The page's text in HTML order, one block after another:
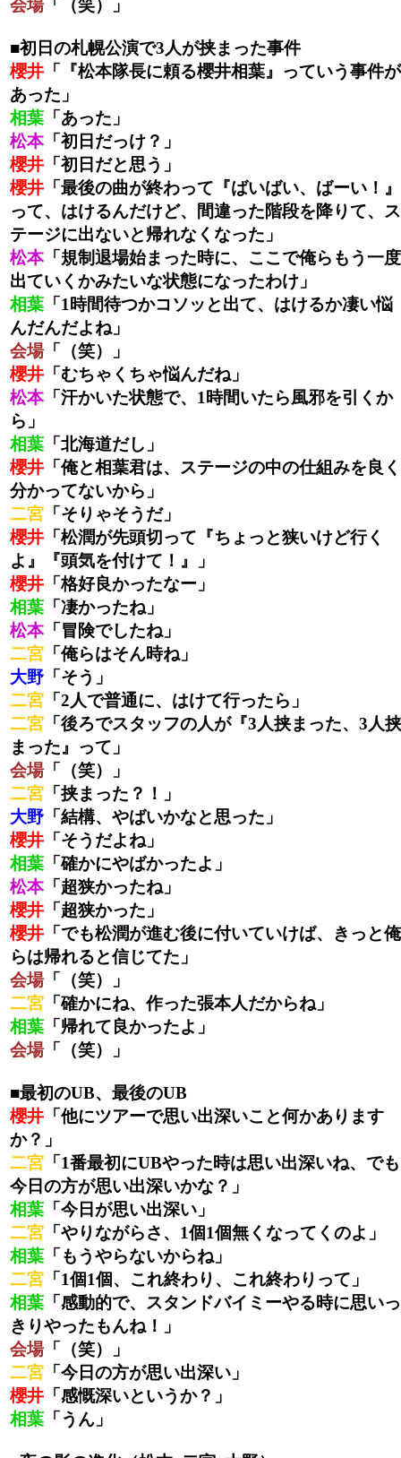
会場「（笑）」
■初日の札幌公演で3人が挟まった事件
櫻井 「『松本隊長に頼る櫻井相葉』っていう事件が
あった」
相葉 「あった」
松本「初日だっけ？」
櫻井 「初日だと思う」
櫻井 「最後の曲が終わって『ばいばい、ばーい！』
って、はけるんだけど、間違った階段を降りて、ス
テージに出ないと帰れなくなった」
松本「規制退場始まった時に、ここで俺らもう一度
出ていくかみたいな状態になったわけ」
相葉 「1時間待つかコソッと出て、はけるか凄い悩
んだんだよね」
会場「（笑）」
櫻井 「むちゃくちゃ悩んだね」
松本「汗かいた状態で、1時間いたら風邪を引くか
ら」
相葉 「北海道だし」
櫻井 「俺と相葉君は、ステージの中の仕組みを良く
分かってないから」
二宮 「そりゃそうだ」
櫻井 「松潤が先頭切って『ちょっと狭いけど行く
よ』『頭気を付けて！』」
櫻井 「格好良かったなー」
相葉 「凄かったね」
松本「冒険でしたね」
二宮 「俺らはそん時ね」
大野 「そう」
二宮 「2人で普通に、はけて行ったら」
二宮 「後ろでスタッフの人が『3人挟まった、3人挟
まった』って」
会場「（笑）」
二宮 「挟まった？！」
大野 「結構、やばいかなと思った」
櫻井 「そうだよね」
相葉 「確かにやばかったよ」
松本「超狭かったね」
櫻井 「超狭かった」
櫻井 「でも松潤が進む後に付いていけば、きっと俺
らは帰れると信じてた」
会場「（笑）」
二宮 「確かにね、作った張本人だからね」
相葉 「帰れて良かったよ」
会場「（笑）」
■最初のUB、最後のUB
櫻井 「他にツアーで思い出深いこと何かあります
か？」
二宮 「1番最初にUBやった時は思い出深いね、でも
今日の方が思い出深いかな？」
相葉 「今日が思い出深い」
二宮 「やりながらさ、1個1個無くなってくのよ」
相葉 「もうやらないからね」
二宮 「1個1個、これ終わり、これ終わりって」
相葉 「感動的で、スタンドバイミーやる時に思いっ
きりやったもんね！」
会場「（笑）」
二宮 「今日の方が思い出深い」
櫻井 「感慨深いというか？」
相葉 「うん」